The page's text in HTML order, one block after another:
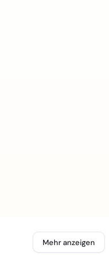
Mehr anzeigen